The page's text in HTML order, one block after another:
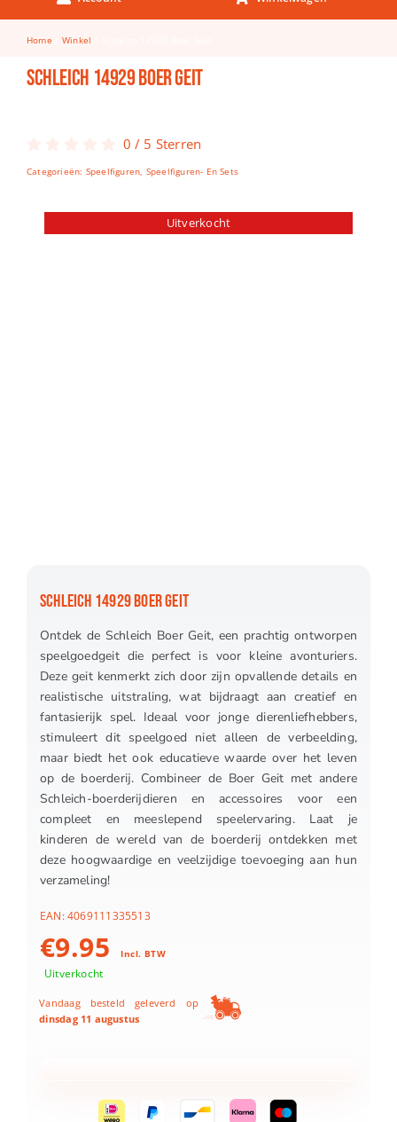
Keuken & Tafelen
Kinderfietsen
Knutselen
Spellen
Puzzels
Home Winkel
Schleich 14929 Boer Geit
0 / 5 Sterren
Categorieën: Speelfiguren, Speelfiguren- En Sets
Uitverkocht
SCHLEICH 14929 BOER GEIT
Ontdek de Schleich Boer Geit, een prachtig ontworpen
speelgoedgeit die perfect is voor kleine avonturiers.
Deze geit kenmerkt zich door zijn opvallende details en
realistische uitstraling, wat bijdraagt aan creatief en
fantasierijk spel. Ideaal voor jonge dierenliefhebbers,
stimuleert dit speelgoed niet alleen de verbeelding,
maar biedt het ook educatieve waarde over het leven
op de boerderij. Combineer de Boer Geit met andere
Schleich-boerderijdieren en accessoires voor een
compleet en meeslepend speelervaring. Laat je
kinderen de wereld van de boerderij ontdekken met
deze hoogwaardige en veelzijdige toevoeging aan hun
verzameling!
EAN:4069111335513
€9.95 Incl. BTW
Uitverkocht
Vandaag besteld geleverd op
dinsdag 11 augustus